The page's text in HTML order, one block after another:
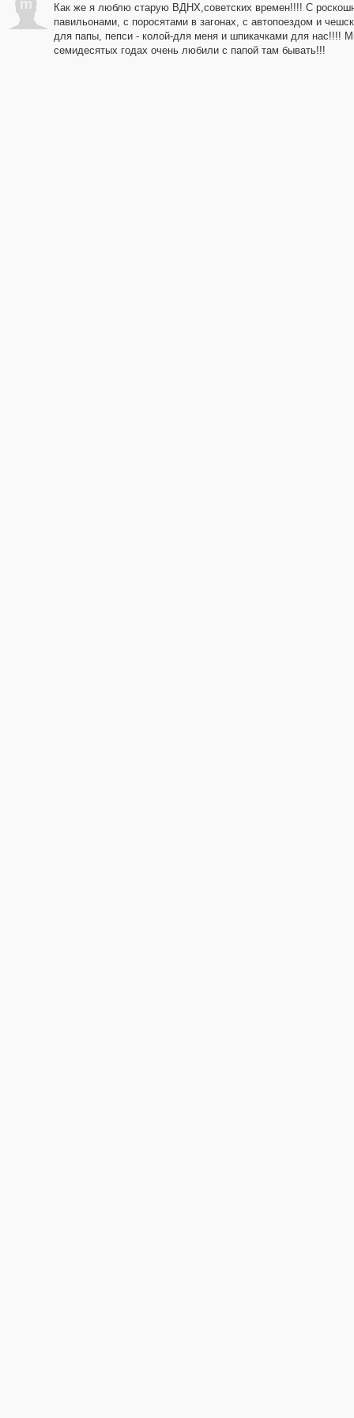
m
Как же я люблю старую ВДНХ,советских времен!!!! С
павильонами, с поросятами в загонах, с автопоездом и
для папы, пепси - колой-для меня и шпикачками для нас!!!!
семидесятых годах очень любили с папой там бывать!!!